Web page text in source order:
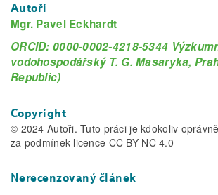
Autoři
Mgr. Pavel Eckhardt
ORCID: 0000-0002-4218-5344
vodohospodářský T. G. Masaryka,
Republic)
Copyright
© 2024 Autoři. Tuto práci je kdokoliv
za podmínek licence CC BY-NC 4.0
Nerecenzovaný článek